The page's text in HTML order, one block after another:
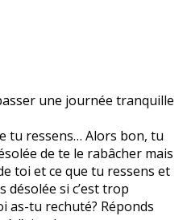
une journée tranquille
tu ressens… Alors bon, tu
de te le rabâcher mais
toi et ce que tu ressens et
désolée si c’est trop
as-tu rechuté? Réponds